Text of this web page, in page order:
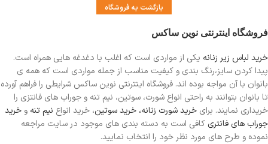
بازگشت به فروشگاه
فروشگاه اینترنتی نوین ساکس
خرید لباس زیر زنانه یکی از مواردی است که اغلب با دغدغه هایی همراه است.
پیدا کردن سایز،رنگ بندی و کیفیت مناسب از جمله مواردی است که همه ی
بانوان با آن مواجه بوده اند. فروشگاه اینترنتی نوین ساکس شرایطی را فراهم آورده
تا بانوان بتوانند به راحتی انواع شورت، سوتین، نیم تنه و جوراب های فانتزی را
خریداری نمایند. برای خرید شورت زنانه، خرید سوتین، خرید انواع نیم تنه و خرید
جوراب های فانتری کافی است به دسته بندی های موجود در سایت مراجعه
نموده و طرح های مورد نظر خود را انتخاب نمایید.